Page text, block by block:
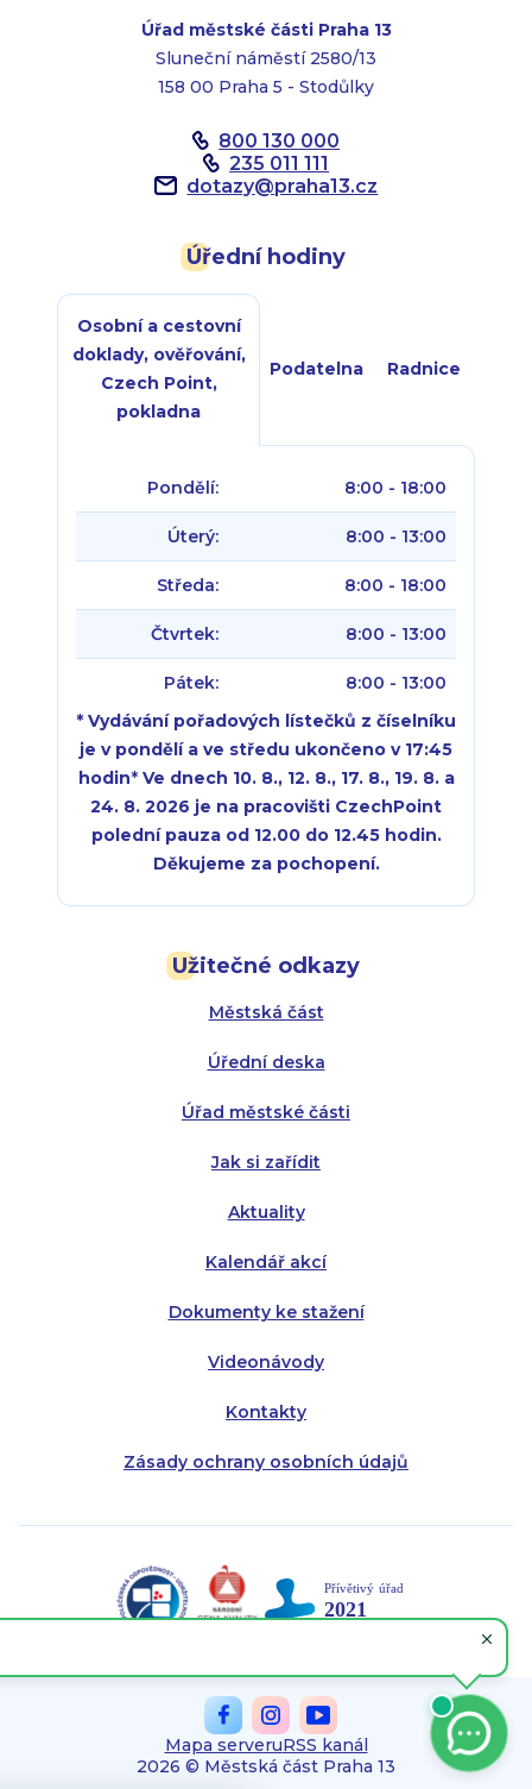
Úřad městské části Praha 13
Sluneční náměstí 2580/13
158 00 Praha 5 - Stodůlky
800 130 000
235 011 111
dotazy@praha13.cz
Užitečné odkazy
Městská část
Úřední deska
Úřad městské části
Jak si zařídit
Aktuality
Kalendář akcí
Dokumenty ke stažení
Videonávody
Kontakty
Zásady ochrany osobních údajů
Úřední hodiny
Osobní a cestovní
doklady, ověřování,
Czech Point,
pokladna
Podatelna Radnice
Pondělí: 8:00 - 18:00
Úterý: 8:00 - 13:00
Středa: 8:00 - 18:00
Čtvrtek: 8:00 - 13:00
Pátek:
8:00 - 13:00
* Vydávání pořadových lístečků z číselníku
je v pondělí a ve středu ukončeno v 17:45
hodin* Ve dnech 10. 8., 12. 8., 17. 8., 19. 8. a
24. 8. 2026 je na pracovišti CzechPoint
polední pauza od 12.00 do 12.45 hodin.
Děkujeme za pochopení.
Úterý:
Středa:
Čtvrtek:
Pátek:
Úterý:
Středa:
Čtvrtek:
2026 © Městská část Praha 13
Mapa serveruRSS kanál